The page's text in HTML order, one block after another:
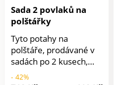
Sada 2 povlaků na
polštářky
Tyto potahy na
polštáře, prodávané v
sadách po 2 kusech,
jsou ideální pro vnesení
- 42%